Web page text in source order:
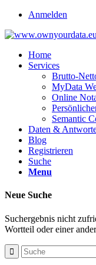
Anmelden
Home
Services
Brutto-
MyData
Online
Semantic
Daten &
Blog
Registrieren
Suche
Menu
Neue Suche
Suchergebnis nicht
Wortteil oder einer